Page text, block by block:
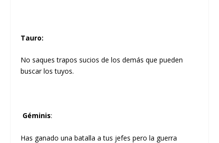
Tauro:
No saques trapos sucios de los demás que pueden
buscar los tuyos.
Géminis:
Has ganado una batalla a tus jefes pero la guerra